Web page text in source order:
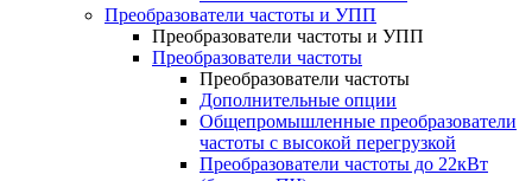
Преобразователи частоты и УПП
Преобразователи частоты и УПП
Преобразователи частоты
Преобразователи частоты
Дополнительные опции
Общепромышленные преобразователи
частоты с высокой перегрузкой
Преобразователи частоты до 22кВт